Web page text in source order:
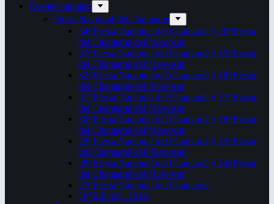
Eventos anuales
Fiesta Nacional del Chamamé
34ª Fiesta Nacional del Chamamé y 20ª Fiesta
del Chamamé del Mercosur
33ª Fiesta Nacional del Chamamé y 19ª Fiesta
del Chamamé del Mercosur
32ª Fiesta Nacional del Chamamé y 18ª Fiesta
del Chamamé del Mercosur
31ª Fiesta Nacional del Chamamé y 17ª Fiesta
del Chamamé del Mercosur
30ª Fiesta Nacional del Chamamé y 16ª Fiesta
del Chamamé del Mercosur
29ª Fiesta Nacional del Chamamé y 15ª Fiesta
del Chamamé del Mercosur
28ª Fiesta Nacional del Chamamé y 14ª Fiesta
del Chamamé del Mercosur
27ª Fiesta Nacional del Chamamé
26ª Edición. 2016.